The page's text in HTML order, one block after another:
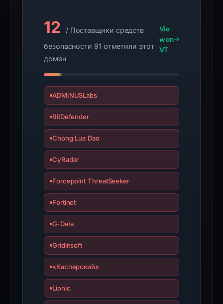
may
have
This
summarizes
time-
bound
not
a
guarantee.
interacting
the
domain;
an
12
/ Поставщики средств
безопасности 91 отметили этот
домен
Vie
w on
VT
ADMINUSLabs
BitDefender
Chong Lua Dao
CyRadar
Forcepoint ThreatSeeker
Fortinet
G-Data
Gridinsoft
«Касперский»
Lionic